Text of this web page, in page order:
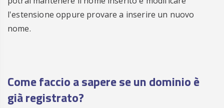
l'estensione oppure provare a inserire un nuovo
nome.
Come faccio a sapere se undominio è
già registrato?